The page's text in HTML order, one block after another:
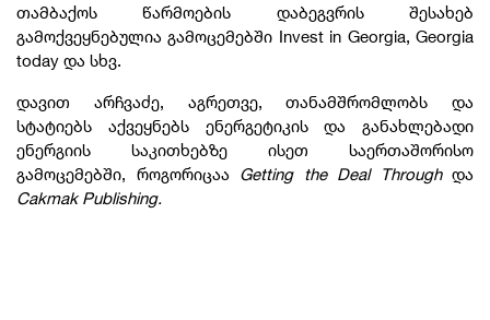
თამბაქოს წარმოების დაბეგვრის შესახებ
გამოქვეყნებულია გამოცემებში Invest in Georgia, Georgia
today და სხვ.
დავით არჩვაძე, აგრეთვე, თანამშრომლობს და
სტატიებს აქვეყნებს ენერგეტიკის და განახლებადი
ენერგიის საკითხებზე ისეთ საერთაშორისო
გამოცემებში, როგორიცაა Getting the Deal Throughდა
Cakmak Publishing.